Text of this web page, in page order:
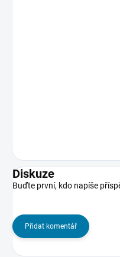
Diskuze
Buďte první, kdo napíše
Přidat komentář